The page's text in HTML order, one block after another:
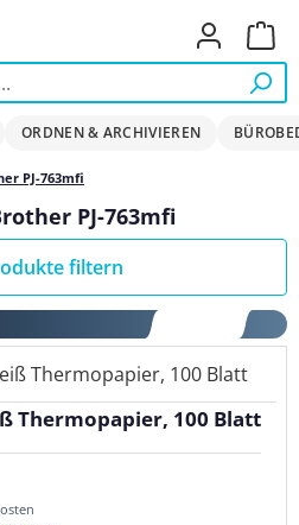
ORDNEN & ARCHIVIEREN
PJ-763mfi
PJ-763mfi
filtern
Thermopapier, 100 Blatt